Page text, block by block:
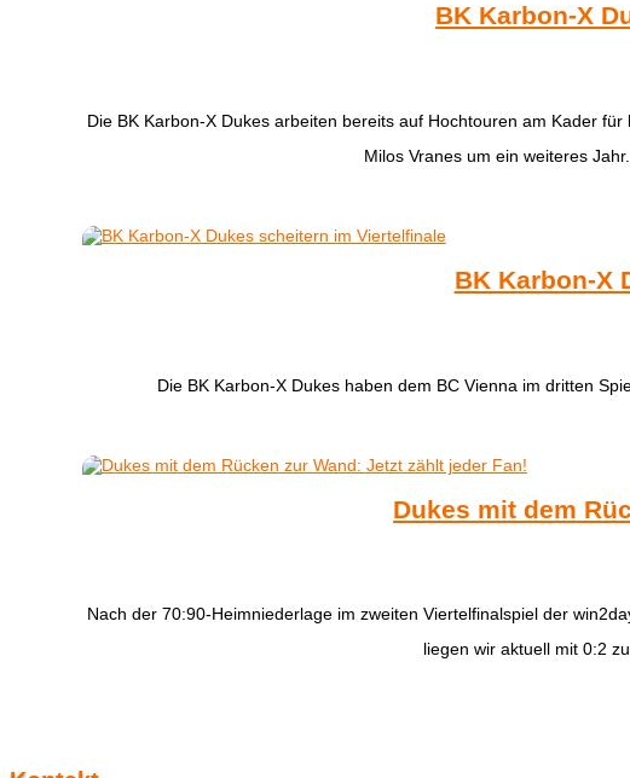
BK Karbon-X
Die BK Karbon-X Dukes arbeiten bereits auf Hochtouren am Kader
Milos Vranes um ein weiteres
BK Karbon-X
Die BK Karbon-X Dukes haben dem BC Vienna im dritten
Dukes mit dem
Nach der 70:90-Heimniederlage im zweiten Viertelfinalspiel der
liegen wir aktuell mit 0:2